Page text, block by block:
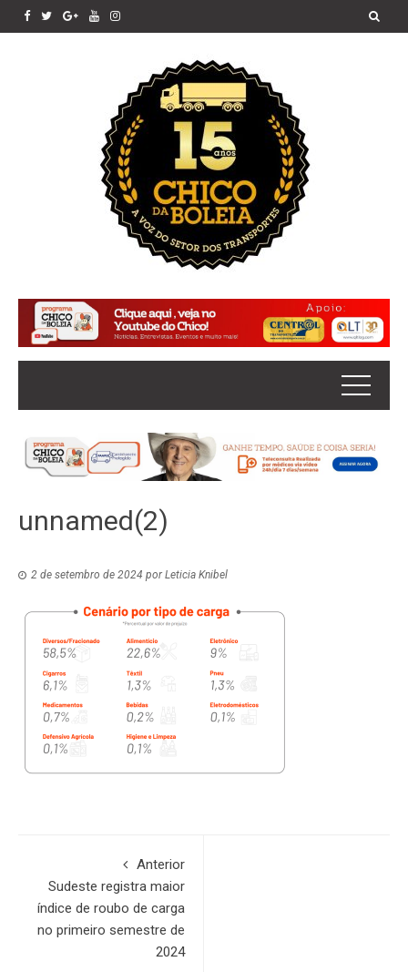
unnamed(2)
2 de setembro de 2024 porLeticia Knibel
Anterior
Sudeste registra maior
índice de roubo de carga
no primeiro semestre de
2024